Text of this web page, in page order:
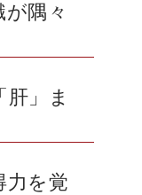
隅々
」ま
力を覚